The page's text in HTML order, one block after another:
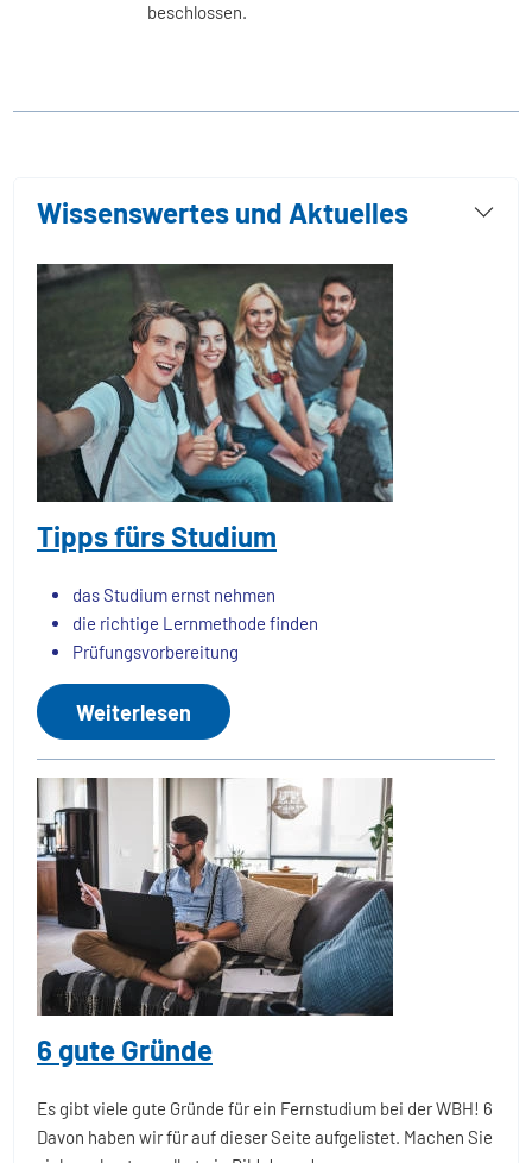
beschlossen.
Wissenswertes und Aktuelles
Tipps fürs Studium
das Studium ernst nehmen
die richtige Lernmethode finden
Prüfungsvorbereitung
Weiterlesen
6 gute Gründe
Es gibt viele gute Gründe für ein Fernstudium bei der WBH! 6
Davon haben wir für auf dieser Seite aufgelistet. Machen Sie